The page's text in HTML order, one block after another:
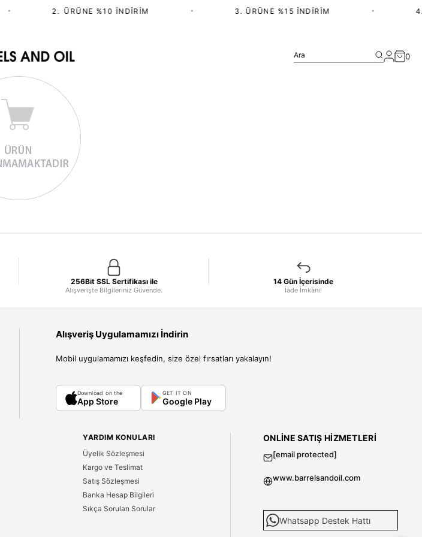
2.⁠ ⁠ÜRÜNE %10 İNDIRIM 3. ÜRÜNE %15 İNDIRIM
Ara 0
256Bit SSL Sertifikası ile
Alışverişte Bilgileriniz Güvende.
14 Gün İçerisinde
İade İmkânı!
Alışveriş Uygulamamızı İndirin
Mobil uygulamamızı keşfedin, size özel fırsatları yakalayın!
Download on the
App Store
GET IT ON
Google Play
YARDIM KONULARI
Üyelik Sözleşmesi
Kargo ve Teslimat
Satış Sözleşmesi
Banka Hesap Bilgileri
Sıkça Sorulan Sorular
ONLINE SATIŞ HIZMETLERI
[email protected]
www.barrelsandoil.com
Whatsapp Destek Hattı